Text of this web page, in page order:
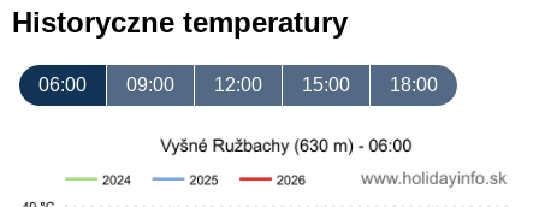
Historyczne temperatury
06:00 09:00 12:00 15:00 18:00